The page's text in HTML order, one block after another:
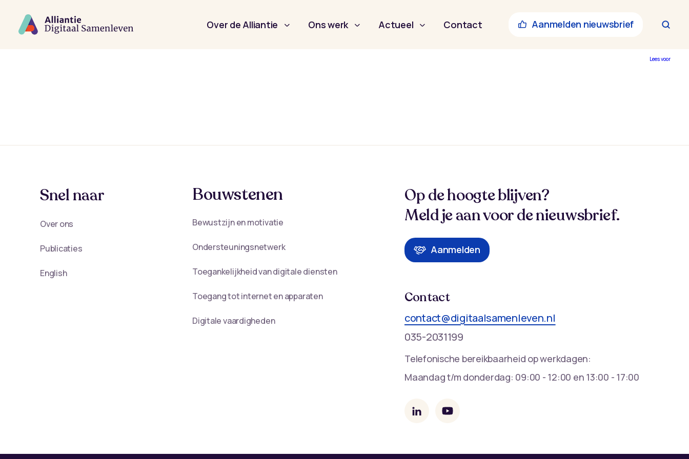
hoofdinhoud
Over de Alliantie Ons werk Actueel Contact Aanmelden nieuwsbrief
Lees voor
Snel naar
Over ons
Publicaties
English
Bouwstenen
Bewustzijn en motivatie
Ondersteuningsnetwerk
Toegankelijkheid van digitale diensten
Toegang tot internet en apparaten
Digitale vaardigheden
Op de hoogte blijven?
Meld je aan voor de nieuwsbrief.
Aanmelden
Contact
contact@digitaalsamenleven.nl
035-2031199
Telefonische bereikbaarheid op werkdagen:
Maandag t/m donderdag: 09:00 - 12:00 en 13:00 - 17:00